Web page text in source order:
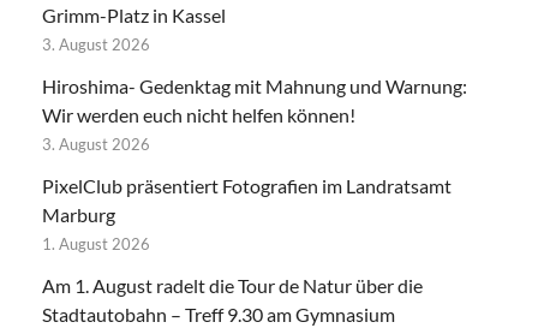
Grimm-Platz in Kassel
3. August 2026
Hiroshima- Gedenktag mit Mahnung und Warnung:
Wir werden euch nicht helfen können!
3. August 2026
PixelClub präsentiert Fotografien im Landratsamt
Marburg
1. August 2026
Am 1. August radelt die Tour de Natur über die
Stadtautobahn – Treff 9.30 am Gymnasium